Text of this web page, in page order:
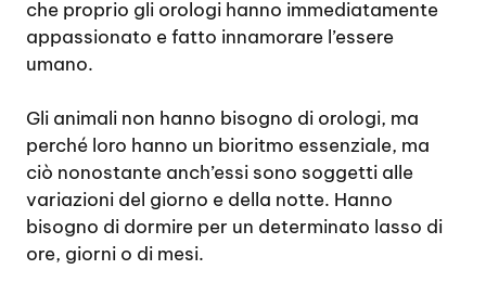
che proprio gli orologi hanno immediatamente
appassionato e fatto innamorare l’essere
umano.
Gli animali non hanno bisogno di orologi, ma
perché loro hanno un bioritmo essenziale, ma
ciò nonostante anch’essi sono soggetti alle
variazioni del giorno e della notte. Hanno
bisogno di dormire per un determinato lasso di
ore, giorni o di mesi.